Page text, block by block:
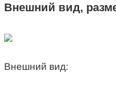
Внешний вид,
Внешний вид: